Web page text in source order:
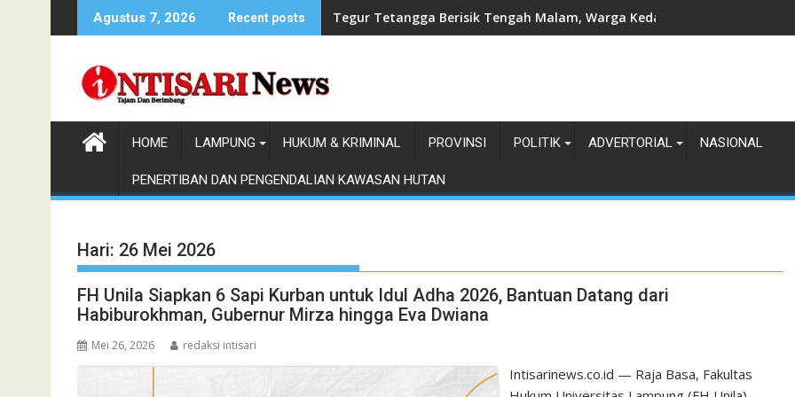
to
Agustus 7, 2026 Recent posts Tegur Tetangga Berisik Tengah Malam, Warga Kedamaian Klaim Diteror
HOME LAMPUNG HUKUM & KRIMINAL PROVINSI POLITIK ADVERTORIAL NASIONAL
PENERTIBAN DAN PENGENDALIAN KAWASAN HUTAN
Hari: 26 Mei 2026
FH Unila Siapkan 6 Sapi Kurban untuk Idul Adha 2026, Bantuan Datang dari
Habiburokhman, Gubernur Mirza hingga Eva Dwiana
Mei 26, 2026 redaksi intisari
Intisarinews.co.id — Raja Basa, Fakultas